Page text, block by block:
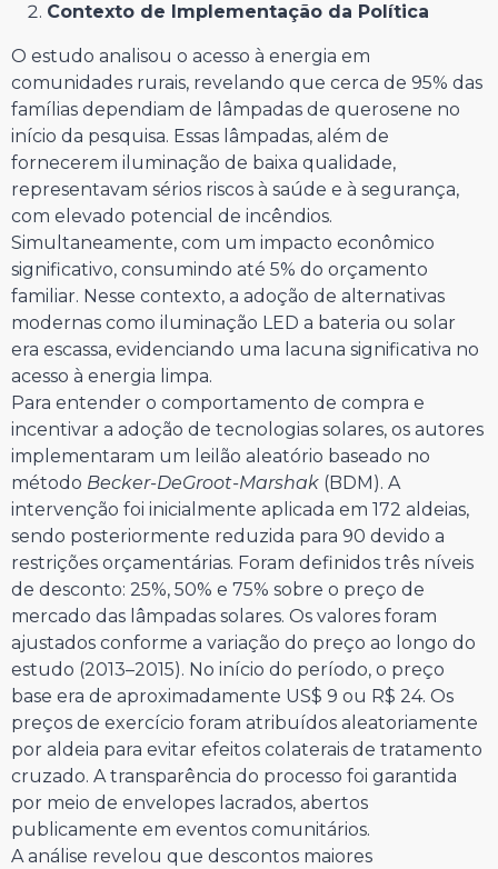
Contexto de Implementação da Política
O estudo analisou o acesso à energia em
comunidades rurais, revelando que cerca de 95% das
famílias dependiam de lâmpadas de querosene no
início da pesquisa. Essas lâmpadas, além de
fornecerem iluminação de baixa qualidade,
representavam sérios riscos à saúde e à segurança,
com elevado potencial de incêndios.
Simultaneamente, com um impacto econômico
significativo, consumindo até 5% do orçamento
familiar. Nesse contexto, a adoção de alternativas
modernas como iluminação LED a bateria ou solar
era escassa, evidenciando uma lacuna significativa no
acesso à energia limpa.
Para entender o comportamento de compra e
incentivar a adoção de tecnologias solares, os autores
implementaram um leilão aleatório baseado no
método Becker-DeGroot-Marshak (BDM). A
intervenção foi inicialmente aplicada em 172 aldeias,
sendo posteriormente reduzida para 90 devido a
restrições orçamentárias. Foram definidos três níveis
de desconto: 25%, 50% e 75% sobre o preço de
mercado das lâmpadas solares. Os valores foram
ajustados conforme a variação do preço ao longo do
estudo (2013–2015). No início do período, o preço
base era de aproximadamente US$ 9 ou R$ 24. Os
preços de exercício foram atribuídos aleatoriamente
por aldeia para evitar efeitos colaterais de tratamento
cruzado. A transparência do processo foi garantida
por meio de envelopes lacrados, abertos
publicamente em eventos comunitários.
A análise revelou que descontos maiores